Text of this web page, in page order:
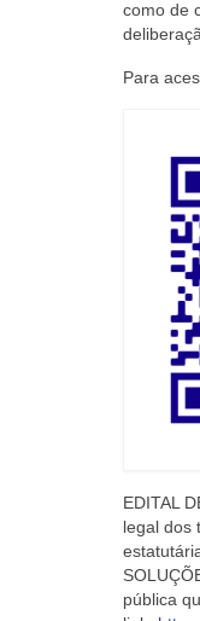
como de
Para
EDITAL
legal dos
pública